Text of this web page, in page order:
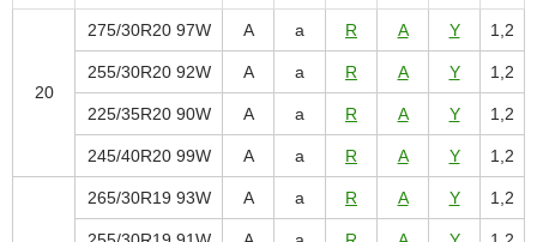
20
275/30R20 97W A a R A Y 1,2
255/30R20 92W A a R A Y 1,2
225/35R20 90W A a R A Y 1,2
245/40R20 99W A a R A Y 1,2
265/30R19 93W A a R A Y 1,2